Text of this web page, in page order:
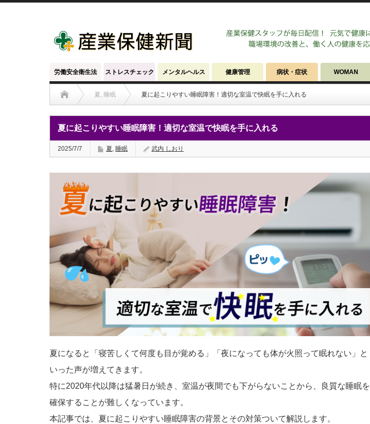
労働安全衛生法 ストレスチェック メンタルヘルス 健康管理 病状・症状 WOMAN
夏 , 睡眠 夏に起こりやすい睡眠障害！適切な室温で快眠を手に入れる
夏に起こりやすい睡眠障害！適切な室温で快眠を手に入れる
2025/7/7 夏, 睡眠 武内 しおり
夏になると「寝苦しくて何度も目が覚める」「夜になっても体が火照って眠れない」と
いった声が増えてきます。
特に2020年代以降は猛暑日が続き、室温が夜間でも下がらないことから、良質な睡眠を
確保することが難しくなっています。
本記事では、夏に起こりやすい睡眠障害の背景とその対策ついて解説します。